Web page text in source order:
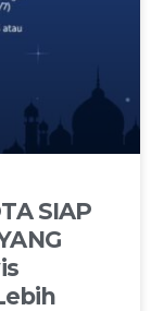
SIAP